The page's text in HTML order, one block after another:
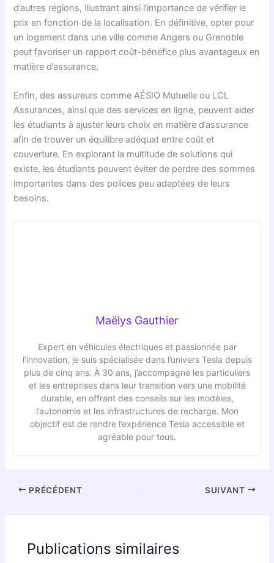
d’autres régions, illustrant ainsi l’importance de vérifier le
prix en fonction de la localisation. En définitive, opter pour
un logement dans une ville comme Angers ou Grenoble
peut favoriser un rapport coût-bénéfice plus avantageux en
matière d’assurance.
Enfin, des assureurs comme AÉSIO Mutuelle ou LCL
Assurances, ainsi que des services en ligne, peuvent aider
les étudiants à ajuster leurs choix en matière d’assurance
afin de trouver un équilibre adéquat entre coût et
couverture. En explorant la multitude de solutions qui
existe, les étudiants peuvent éviter de perdre des sommes
importantes dans des polices peu adaptées de leurs
besoins.
Maëlys Gauthier
Expert en véhicules électriques et passionnée par
l’innovation, je suis spécialisée dans l’univers Tesla depuis
plus de cinq ans. À 30 ans, j’accompagne les particuliers
et les entreprises dans leur transition vers une mobilité
durable, en offrant des conseils sur les modèles,
l’autonomie et les infrastructures de recharge. Mon
objectif est de rendre l’expérience Tesla accessible et
agréable pour tous.
PRÉCÉDENT SUIVANT
Publications similaires